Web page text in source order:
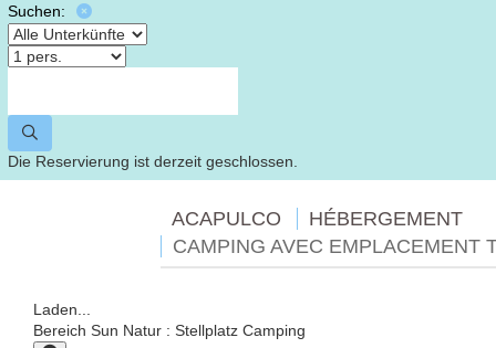
Suchen:
Die Reservierung ist derzeit geschlossen.
ACAPULCO
HÉBERGEMENT
CAMPING AVEC EMPLACEMENT
Laden...
Bereich Sun Natur : Stellplatz Camping